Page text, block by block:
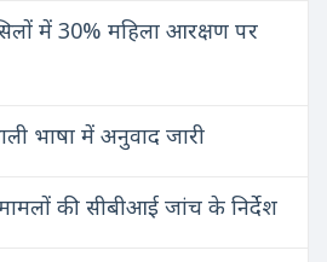
में 30% महिला आरक्षण पर
भाषा में अनुवाद जारी
की सीबीआई जांच के निर्देश